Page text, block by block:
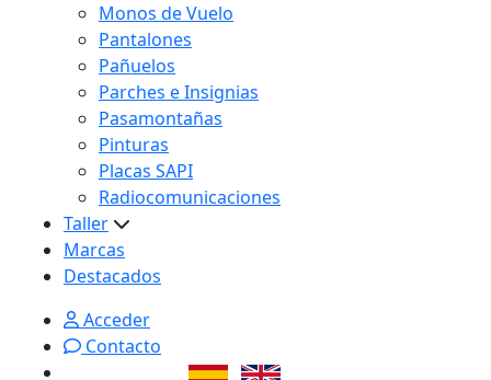
Monos de Vuelo
Pantalones
Pañuelos
Parches e Insignias
Pasamontañas
Pinturas
Placas SAPI
Radiocomunicaciones
Taller
Marcas
Destacados
Acceder
Contacto